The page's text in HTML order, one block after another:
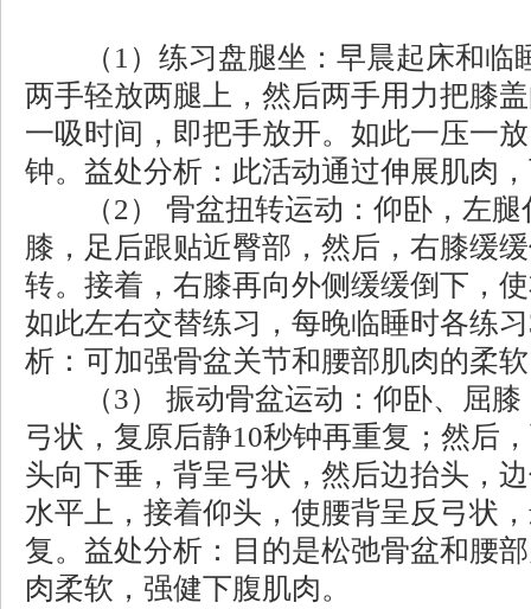
（1）练习盘腿坐：早晨起床和临
两手轻放两腿上，然后两手用力把膝
一吸时间，即把手放开。如此一压一
钟。益处分析：此活动通过伸展肌肉
（2） 骨盆扭转运动：仰卧，左腿
膝，足后跟贴近臀部，然后，右膝缓
转。接着，右膝再向外侧缓缓倒下，
如此左右交替练习，每晚临睡时各练
析：可加强骨盆关节和腰部肌肉的柔
（3） 振动骨盆运动：仰卧、屈膝
弓状，复原后静10秒钟再重复；然后
头向下垂，背呈弓状，然后边抬头，
水平上，接着仰头，使腰背呈反弓状
复。益处分析：目的是松弛骨盆和腰
肉柔软，强健下腹肌肉。